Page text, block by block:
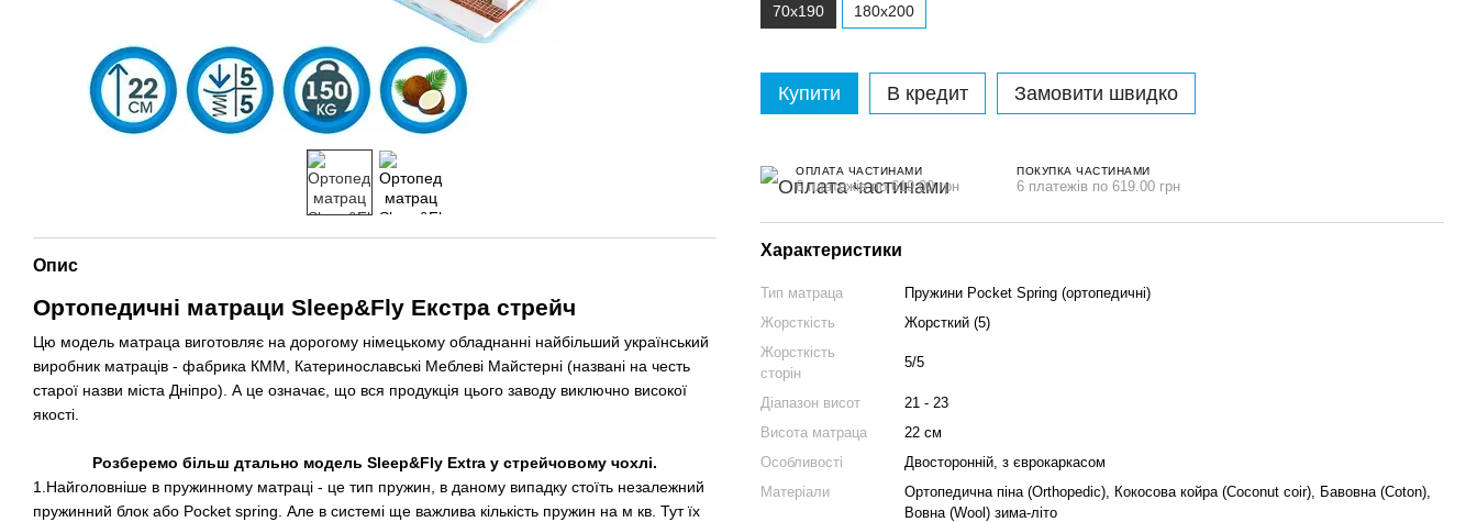
Опис
Ортопедичні матраци Sleep&Fly Екстра стрейч
Цю модель матраца виготовляє на дорогому німецькому обладнанні найбільший український
виробник матраців - фабрика КММ, Катеринославські Меблеві Майстерні (названі на честь
старої назви міста Дніпро). А це означає, що вся продукція цього заводу виключно високої
якості.
Розберемо більш дтально модель Sleep&Fly Extra у стрейчовому чохлі.
1.Найголовніше в пружинному матраці - це тип пружин, в даному випадку стоїть незалежний
пружинний блок або Pocket spring. Але в системі ще важлива кількість пружин на м кв. Тут їх
70x190 180x200
Купити В кредит Замовити швидко
ОПЛАТА ЧАСТИНАМИ
6 платежів по 619.00 грн
ПОКУПКА ЧАСТИНАМИ
6 платежів по 619.00 грн
Характеристики
Тип матраца
Пружини Pocket Spring (ортопедичні)
Жорсткість
Жорсткий (5)
Жорсткість
сторін
5/5
Діапазон висот
21 - 23
Висота матраца
22 см
Особливості
Двосторонній, з єврокаркасом
Матеріали
Ортопедична піна (Orthopedic), Кокосова койра (Coconut coir), Бавовна (Coton),
Вовна (Wool) зима-літо